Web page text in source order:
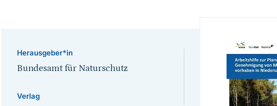
Herausgeber*in
Bundesamt für Naturschutz
Verlag